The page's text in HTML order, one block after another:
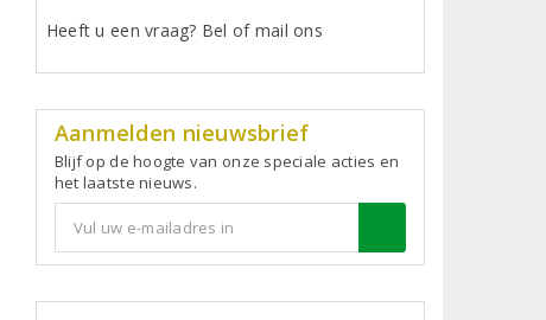
Heeft u een vraag? Bel of mail ons
Aanmelden nieuwsbrief
Blijf op de hoogte van onze speciale acties en
het laatste nieuws.